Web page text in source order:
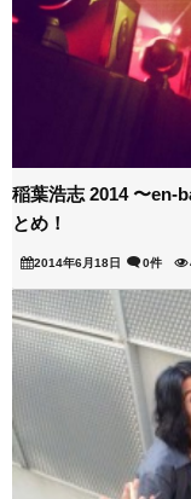
稲葉浩志 2014 〜en-
とめ！
2014年6月18日 0件